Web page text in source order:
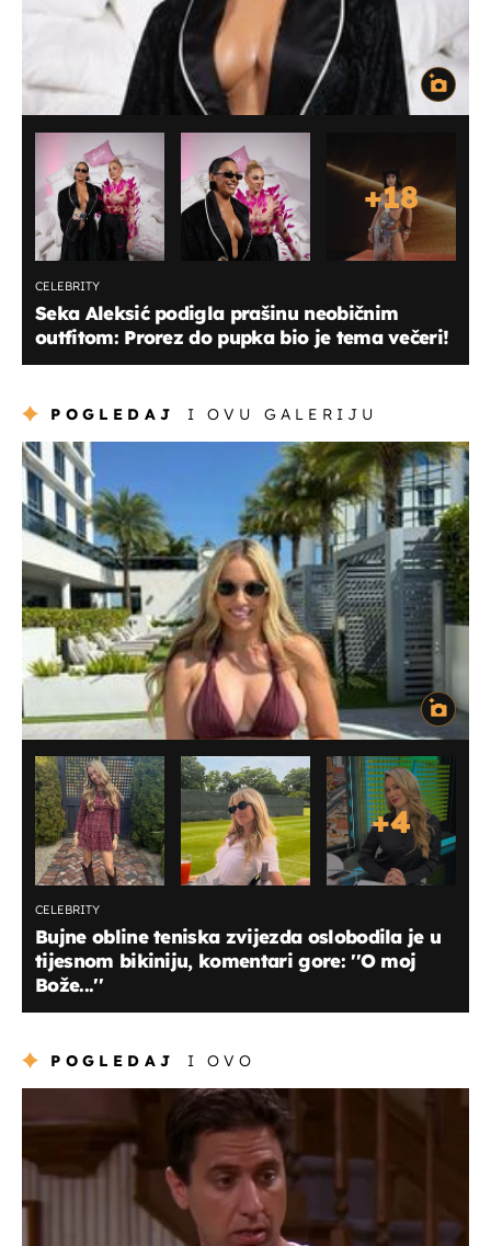
+18
CELEBRITY
Seka Aleksić podigla prašinu neobičnim
outfitom: Prorez do pupka bio je tema večeri!
POGLEDAJ I OVU GALERIJU
+4
CELEBRITY
Bujne obline teniska zvijezda oslobodila je u
tijesnom bikiniju, komentari gore: ''O moj
Bože...''
POGLEDAJ I OVO